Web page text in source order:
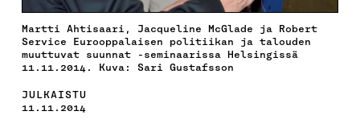
Martti Ahtisaari, Jacqueline McGlade ja Robert
Service Eurooppalaisen politiikan ja talouden
muuttuvat suunnat -seminaarissa Helsingissä
11.11.2014. Kuva: Sari Gustafsson
JULKAISTU
11.11.2014